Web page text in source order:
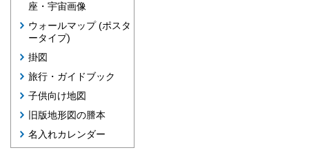
座・宇宙画像
ウォールマップ (ポスタ
ータイプ)
掛図
旅行・ガイドブック
子供向け地図
旧版地形図の謄本
名入れカレンダー